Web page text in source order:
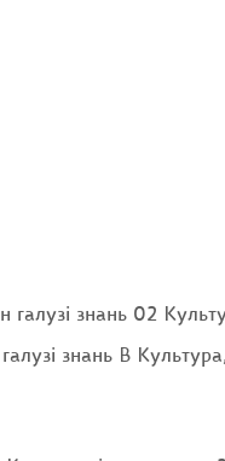
знань 02
знань В